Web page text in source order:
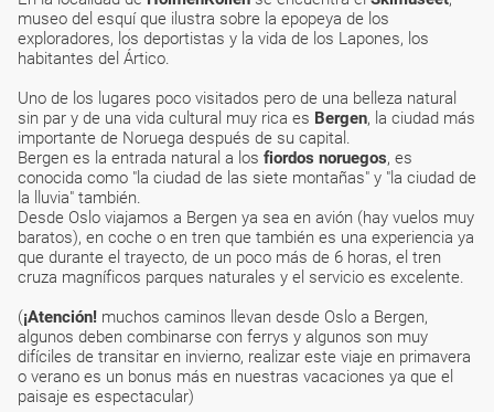
museo del esquí que ilustra sobre la epopeya de los
exploradores, los deportistas y la vida de los Lapones, los
habitantes del Ártico.
Uno de los lugares poco visitados pero de una belleza natural
sin par y de una vida cultural muy rica es Bergen, la ciudad más
importante de Noruega después de su capital.
Bergen es la entrada natural a los fiordos noruegos, es
conocida como "la ciudad de las siete montañas" y "la ciudad de
la lluvia" también.
Desde Oslo viajamos a Bergen ya sea en avión (hay vuelos muy
baratos), en coche o en tren que también es una experiencia ya
que durante el trayecto, de un poco más de 6 horas, el tren
cruza magníficos parques naturales y el servicio es excelente.
(¡Atención! muchos caminos llevan desde Oslo a Bergen,
algunos deben combinarse con ferrys y algunos son muy
difíciles de transitar en invierno, realizar este viaje en primavera
o verano es un bonus más en nuestras vacaciones ya que el
paisaje es espectacular)